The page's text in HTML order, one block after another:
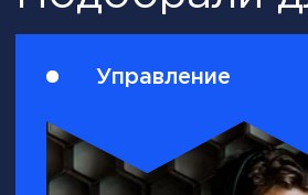
Безлимитная подписка
Корпоративное
обучение